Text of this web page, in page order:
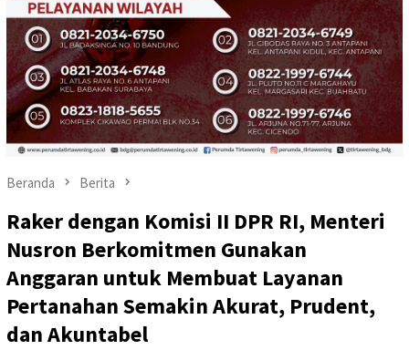
Beranda Berita
Raker dengan Komisi II DPR RI, Menteri
Nusron Berkomitmen Gunakan
Anggaran untuk Membuat Layanan
Pertanahan Semakin Akurat, Prudent,
dan Akuntabel